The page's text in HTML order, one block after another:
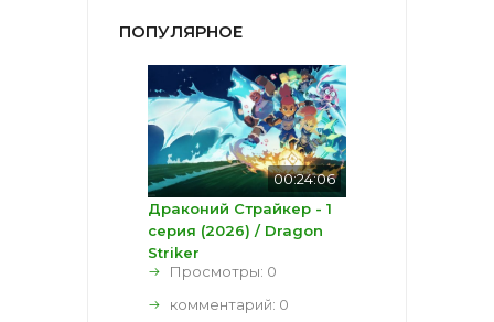
ПОПУЛЯРНОЕ
00:24:06
Драконий Страйкер - 1
серия (2026) / Dragon
Striker
Просмотры: 0
комментарий: 0